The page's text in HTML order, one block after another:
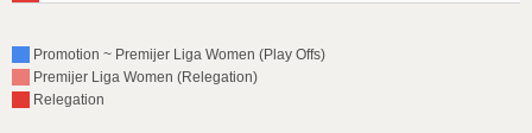
Promotion ~ Premijer Liga Women (Play Offs)
Premijer Liga Women (Relegation)
Relegation